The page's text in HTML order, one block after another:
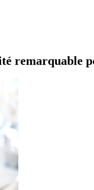
remarquable